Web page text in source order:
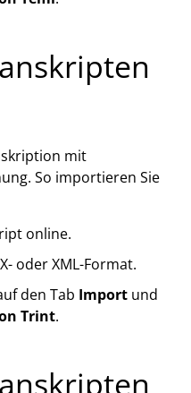
mit
So importieren Sie
online.
oder XML-Format.
den Tab Import und
Trint.